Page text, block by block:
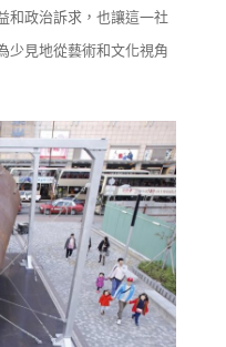
和政治訴求，也讓這一社
少見地從藝術和文化視角